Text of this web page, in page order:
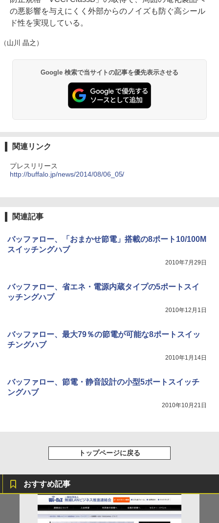
の悪影響を与えにくく外部からのノイズも防ぐ高シール
ド性を実現している。
（山川 晶之）
Google 検索で当サイトの記事を優先表示させる
関連リンク
プレスリリース
http://buffalo.jp/news/2014/08/06_05/
関連記事
バッファロー、「おまかせ節電」搭載の8ポート10/100M
スイッチングハブ
2010年7月29日
バッファロー、省エネ・電源内蔵タイプの5ポートスイ
ッチングハブ
2010年12月1日
バッファロー、最大79％の節電が可能な8ポートスイッ
チングハブ
2010年1月14日
バッファロー、節電・静音設計の小型5ポートスイッチ
ングハブ
2010年10月21日
トップページに戻る
おすすめ記事